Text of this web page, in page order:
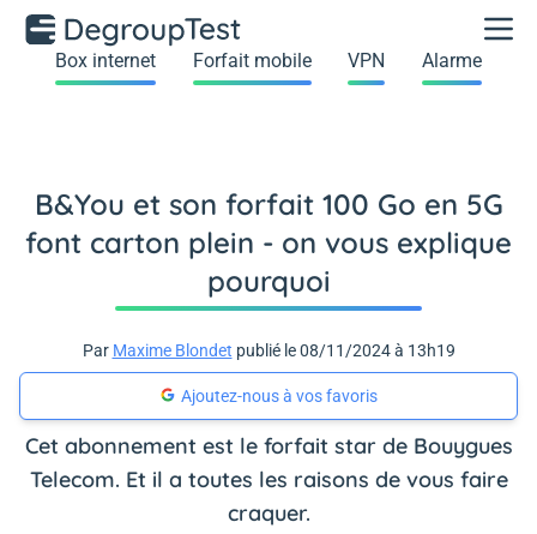
Box internet Forfait mobile VPN Alarme
B&You et son forfait 100 Go en 5G
font carton plein - on vous explique
pourquoi
Par Maxime Blondet publié le 08/11/2024 à 13h19
Ajoutez-nous à vos favoris
Cet abonnement est le forfait star de Bouygues
Telecom. Et il a toutes les raisons de vous faire
craquer.